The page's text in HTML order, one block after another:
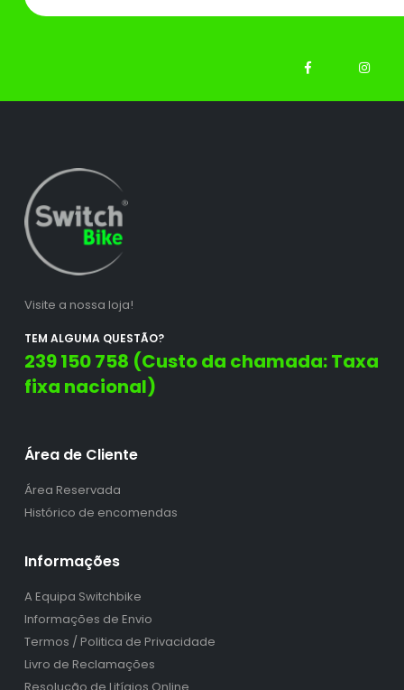
Visite a nossa loja!
TEM ALGUMA QUESTÃO?
239 150 758 (Custo da chamada: Taxa
fixa nacional)
Área de Cliente
Área Reservada
Histórico de encomendas
Informações
A Equipa Switchbike
Informações de Envio
Termos / Politica de Privacidade
Livro de Reclamações